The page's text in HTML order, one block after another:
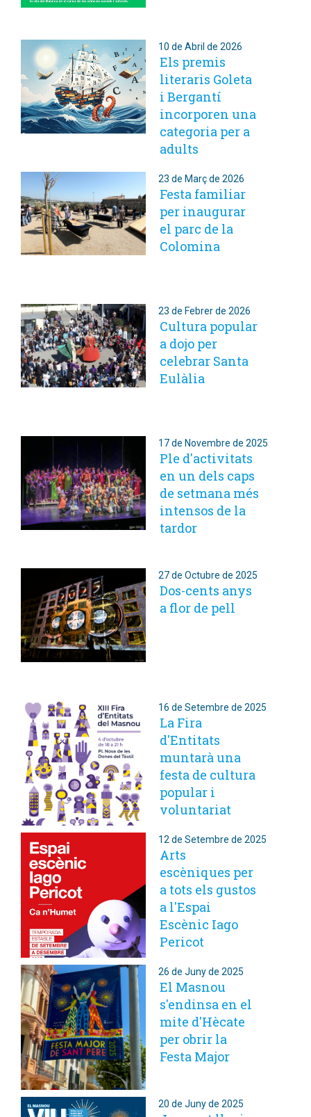
10 de Abril de 2026
Els premis
literaris Goleta
i Bergantí
incorporen una
categoria per a
adults
23 de Març de 2026
Festa familiar
per inaugurar
el parc de la
Colomina
23 de Febrer de 2026
Cultura popular
a dojo per
celebrar Santa
Eulàlia
17 de Novembre de 2025
Ple d'activitats
en un dels caps
de setmana més
intensos de la
tardor
27 de Octubre de 2025
Dos-cents anys
a flor de pell
16 de Setembre de 2025
La Fira
d'Entitats
muntarà una
festa de cultura
popular i
voluntariat
12 de Setembre de 2025
Arts
escèniques per
a tots els gustos
a l'Espai
Escènic Iago
Pericot
26 de Juny de 2025
El Masnou
s'endinsa en el
mite d'Hècate
per obrir la
Festa Major
20 de Juny de 2025